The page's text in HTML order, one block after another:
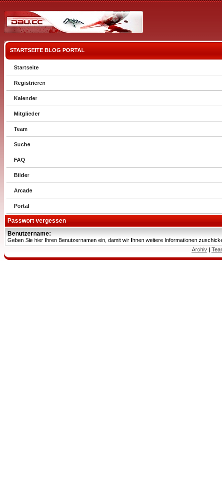
STARTSEITE BLOG PORTAL
Startseite
Registrieren
Kalender
Mitglieder
Team
Suche
FAQ
Bilder
Arcade
Portal
Passwort vergessen
Benutzername:
Geben Sie hier Ihren Benutzernamen ein, damit wir Ihnen weitere Informationen
Archiv|